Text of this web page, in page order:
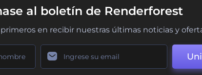
al boletín de Renderforest
primeros en recibir nuestras últimas noticias y